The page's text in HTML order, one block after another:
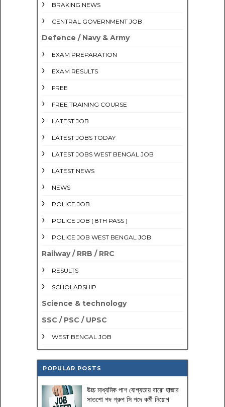
BRAKING NEWS
CENTRAL GOVERNMENT JOB
Defence / Navy & Army
EXAM PREPARATION
EXAM RESULTS
FREE
FREE TRAINING COURSE
LATEST JOB
LATEST JOBS TODAY
LATEST JOBS WEST BENGAL JOB
LATEST NEWS
NEWS
POLICE JOB
POLICE JOB ( 8TH PASS )
POLICE JOB WEST BENGAL JOB
Railway / RRB / RRC
RESULTS
SCHOLARSHIP
Science & technology
SSC / PSC / UPSC
WEST BENGAL JOB
POPULAR POSTS
উচ্চ মাধ্যমিক পাশ যোগ্যতায় বারো হাজার
সাতশো পদ গ্রুপ সি পদে কর্মী নিয়োগ